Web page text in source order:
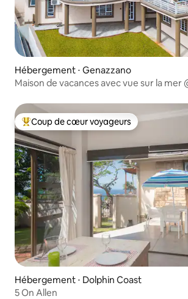
Hébergement ⋅ Genazzano
Maison de vacances avec vue sur la mer
Coups de cœur voyageurs les plus
Coup de cœur voyageurs
Hébergement ⋅ Dolphin Coast
5 On Allen